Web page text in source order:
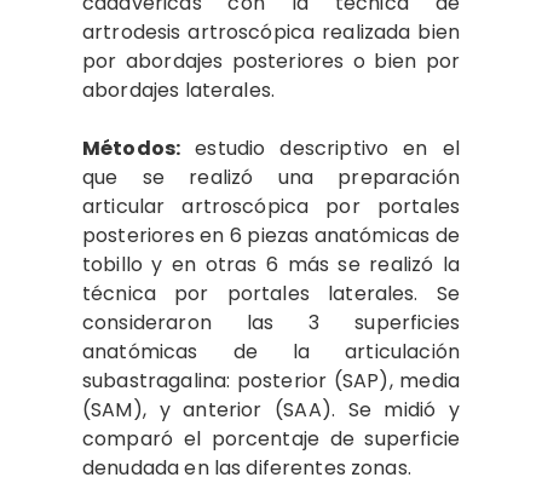
artrodesis artroscópica realizada bien
por abordajes posteriores o bien por
abordajes laterales.
Métodos: estudio descriptivo en el
que se realizó una preparación
articular artroscópica por portales
posteriores en 6 piezas anatómicas de
tobillo y en otras 6 más se realizó la
técnica por portales laterales. Se
consideraron las 3 superficies
anatómicas de la articulación
subastragalina: posterior (SAP), media
(SAM), y anterior (SAA). Se midió y
comparó el porcentaje de superficie
denudada en las diferentes zonas.